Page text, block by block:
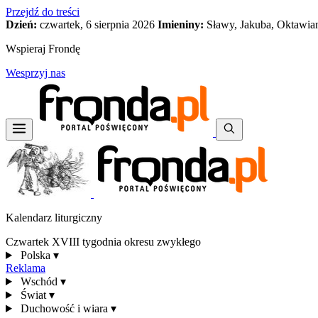
Przejdź do treści
Dzień: czwartek, 6 sierpnia 2026 Imieniny: Sławy, Jakuba,
Wspieraj Frondę
Wesprzyj nas
Kalendarz liturgiczny
Czwartek XVIII tygodnia okresu zwykłego
Polska ▾
Reklama
Wschód ▾
Świat ▾
Duchowość i wiara ▾